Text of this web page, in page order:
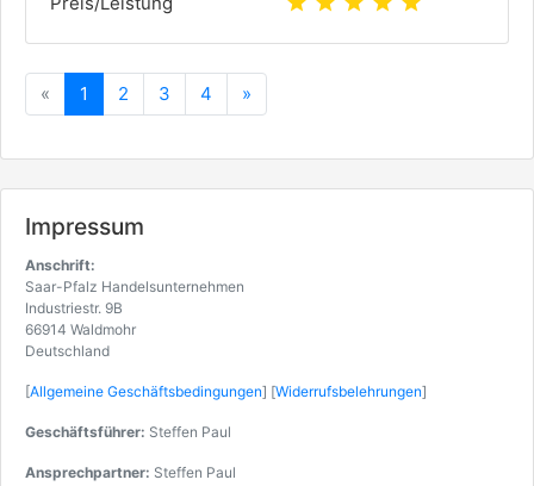
« Zurück
1 2 3 4 »
Impressum
Anschrift:
Saar-Pfalz Handelsunternehmen
Industriestr. 9B
66914 Waldmohr
Deutschland
[Allgemeine Geschäftsbedingungen] [Widerrufsbelehrungen]
Geschäftsführer: Steffen Paul
Ansprechpartner: Steffen Paul